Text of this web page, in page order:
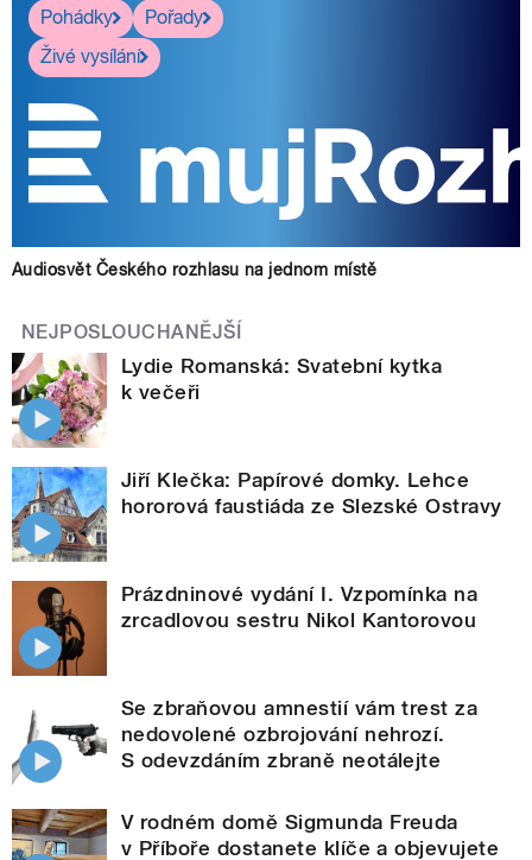
Pohádky
Pořady
Živé vysílání
Audiosvět Českého rozhlasu na jednom místě
NEJPOSLOUCHANĚJŠÍ
Lydie Romanská: Svatební kytka
k večeři
Jiří Klečka: Papírové domky. Lehce
hororová faustiáda ze Slezské Ostravy
Prázdninové vydání I. Vzpomínka na
zrcadlovou sestru Nikol Kantorovou
Se zbraňovou amnestií vám trest za
nedovolené ozbrojování nehrozí.
S odevzdáním zbraně neotálejte
V rodném domě Sigmunda Freuda
v Příboře dostanete klíče a objevujete